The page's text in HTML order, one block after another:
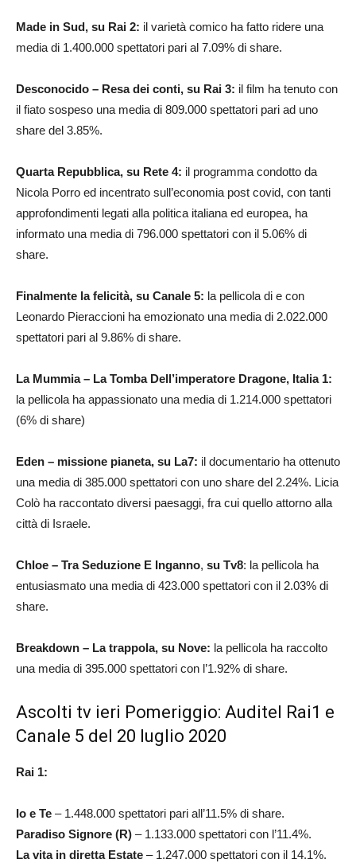
Made in Sud, su Rai 2: il varietà comico ha fatto ridere una
media di 1.400.000 spettatori pari al 7.09% di share.
Desconocido – Resa dei conti, su Rai 3: il film ha tenuto con
il fiato sospeso una media di 809.000 spettatori pari ad uno
share del 3.85%.
Quarta Repubblica, su Rete 4: il programma condotto da
Nicola Porro ed incentrato sull’economia post covid, con tanti
approfondimenti legati alla politica italiana ed europea, ha
informato una media di 796.000 spettatori con il 5.06% di
share.
Finalmente la felicità, su Canale 5: la pellicola di e con
Leonardo Pieraccioni ha emozionato una media di 2.022.000
spettatori pari al 9.86% di share.
La Mummia – La Tomba Dell’imperatore Dragone, Italia 1:
la pellicola ha appassionato una media di 1.214.000 spettatori
(6% di share)
Eden – missione pianeta, su La7: il documentario ha ottenuto
una media di 385.000 spettatori con uno share del 2.24%. Licia
Colò ha raccontato diversi paesaggi, fra cui quello attorno alla
città di Israele.
Chloe – Tra Seduzione E Inganno, su Tv8: la pellicola ha
entusiasmato una media di 423.000 spettatori con il 2.03% di
share.
Breakdown – La trappola, su Nove: la pellicola ha raccolto
una media di 395.000 spettatori con l’1.92% di share.
Ascolti tv ieri Pomeriggio: Auditel Rai1 e
Canale 5 del 20 luglio 2020
Rai 1:
Io e Te – 1.448.000 spettatori pari all’11.5% di share.
Paradiso Signore (R) – 1.133.000 spettatori con l’11.4%.
La vita in diretta Estate – 1.247.000 spettatori con il 14.1%.